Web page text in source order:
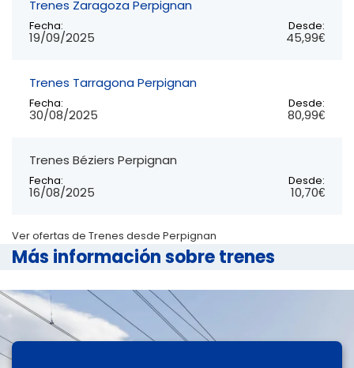
Trenes Zaragoza Perpignan
Fecha:
19/09/2025
Desde:
45,99€
Trenes Tarragona Perpignan
Fecha:
30/08/2025
Desde:
80,99€
Trenes Béziers Perpignan
Fecha:
16/08/2025
Desde:
10,70€
Ver ofertas de Trenes desde Perpignan
Más información sobre trenes